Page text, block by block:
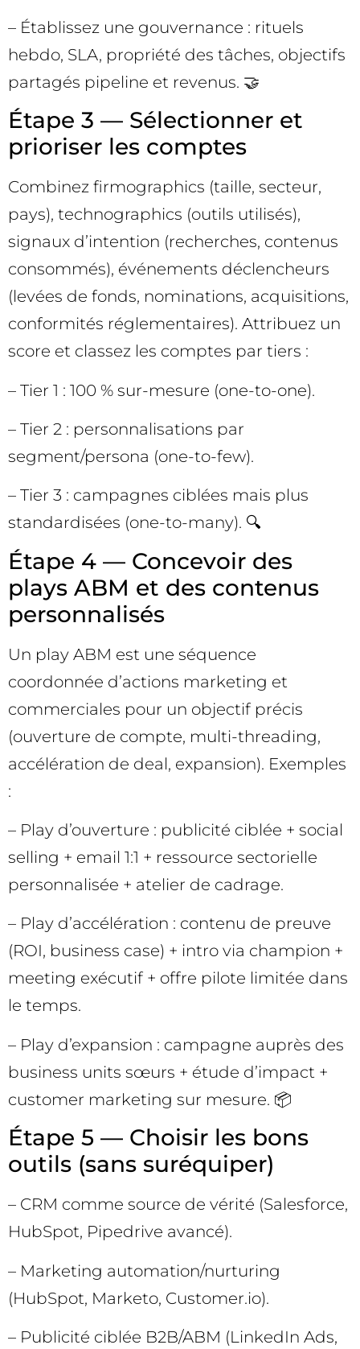
– Établissez une gouvernance : rituels
hebdo, SLA, propriété des tâches, objectifs
partagés pipeline et revenus. 🤝
Étape 3 — Sélectionner et
prioriser les comptes
Combinez firmographics (taille, secteur,
pays), technographics (outils utilisés),
signaux d’intention (recherches, contenus
consommés), événements déclencheurs
(levées de fonds, nominations, acquisitions,
conformités réglementaires). Attribuez un
score et classez les comptes par tiers :
– Tier 1 : 100 % sur-mesure (one-to-one).
– Tier 2 : personnalisations par
segment/persona (one-to-few).
– Tier 3 : campagnes ciblées mais plus
standardisées (one-to-many). 🔍
Étape 4 — Concevoir des
plays ABM et des contenus
personnalisés
Un play ABM est une séquence
coordonnée d’actions marketing et
commerciales pour un objectif précis
(ouverture de compte, multi-threading,
accélération de deal, expansion). Exemples
:
– Play d’ouverture : publicité ciblée + social
selling + email 1:1 + ressource sectorielle
personnalisée + atelier de cadrage.
– Play d’accélération : contenu de preuve
(ROI, business case) + intro via champion +
meeting exécutif + offre pilote limitée dans
le temps.
– Play d’expansion : campagne auprès des
business units sœurs + étude d’impact +
customer marketing sur mesure. 📦
Étape 5 — Choisir les bons
outils (sans suréquiper)
– CRM comme source de vérité (Salesforce,
HubSpot, Pipedrive avancé).
– Marketing automation/nurturing
(HubSpot, Marketo, Customer.io).
– Publicité ciblée B2B/ABM (LinkedIn Ads,